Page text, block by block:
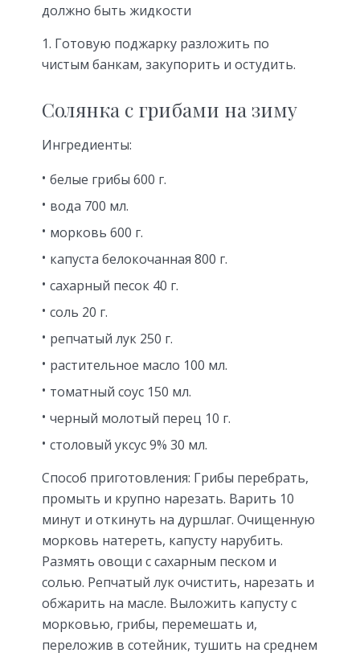
должно быть жидкости
Готовую поджарку разложить по
чистым банкам, закупорить и остудить.
Солянка с грибами на зиму
Ингредиенты:
белые грибы 600 г.
вода 700 мл.
морковь 600 г.
капуста белокочанная 800 г.
сахарный песок 40 г.
соль 20 г.
репчатый лук 250 г.
растительное масло 100 мл.
томатный соус 150 мл.
черный молотый перец 10 г.
столовый уксус 9% 30 мл.
Способ приготовления: Грибы перебрать,
промыть и крупно нарезать. Варить 10
минут и откинуть на дуршлаг. Очищенную
морковь натереть, капусту нарубить.
Размять овощи с сахарным песком и
солью. Репчатый лук очистить, нарезать и
обжарить на масле. Выложить капусту с
морковью, грибы, перемешать и,
переложив в сотейник, тушить на среднем